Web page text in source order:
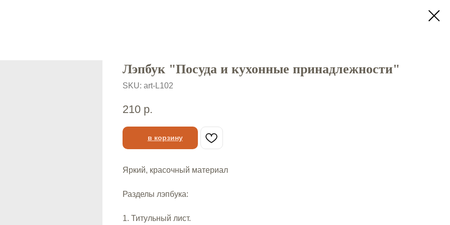
Лэпбук "Посуда и кухонные принадлежности"
SKU: art-L102
210 р.
в корзину
Яркий, красочный материал
Разделы лэпбука:⠀
1. Титульный лист.